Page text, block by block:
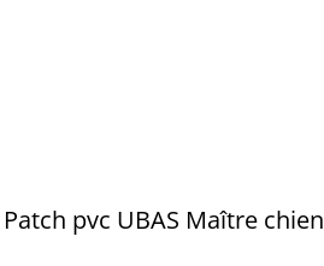
%
Patch pvc UBAS Maître chien